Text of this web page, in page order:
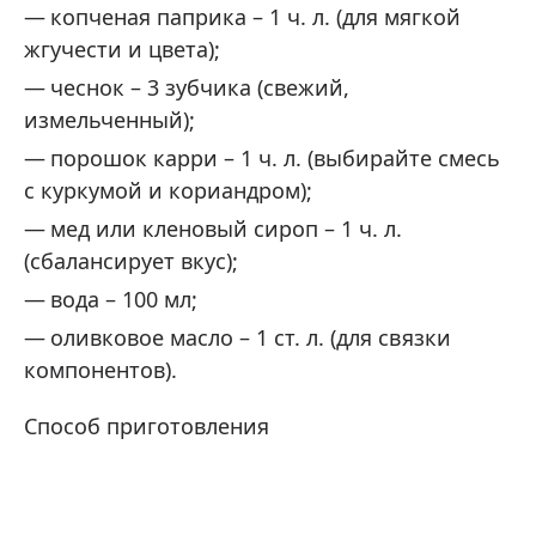
копченая паприка – 1 ч. л. (для мягкой
жгучести и цвета);
чеснок – 3 зубчика (свежий,
измельченный);
порошок карри – 1 ч. л. (выбирайте смесь
с куркумой и кориандром);
мед или кленовый сироп – 1 ч. л.
(сбалансирует вкус);
вода – 100 мл;
оливковое масло – 1 ст. л. (для связки
компонентов).
Способ приготовления